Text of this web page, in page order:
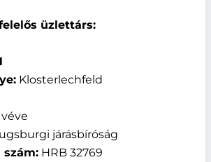
üzlettárs:
Klosterlechfeld
járásbíróság
HRB 32769